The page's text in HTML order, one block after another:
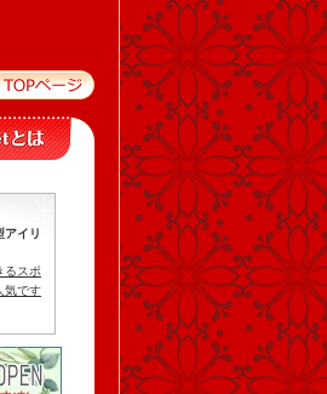
アイリ
るスポ
気です